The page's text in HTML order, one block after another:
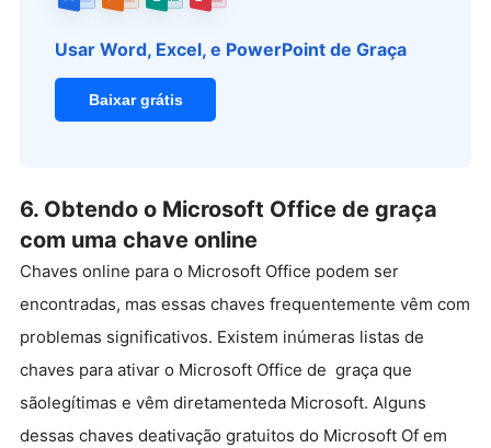
Usar Word, Excel, e PowerPoint de Graça
Baixar grátis
6. Obtendo o Microsoft Office de graça
com uma chave online
Chaves online para o Microsoft Office podem ser
encontradas, mas essas chaves frequentemente vêm com
problemas significativos. Existem inúmeras listas de
chaves para ativar o Microsoft Office de graça que
sãolegítimas e vêm diretamenteda Microsoft. Alguns
dessas chaves deativação gratuitos do Microsoft Of em